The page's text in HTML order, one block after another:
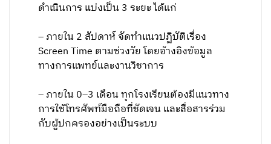
ดำเนินการ แบ่งเป็น 3 ระยะ ได้แก่
– ภายใน 2 สัปดาห์ จัดทำแนวปฏิบัติเรื่อง
Screen Time ตามช่วงวัย โดยอ้างอิงข้อมูล
ทางการแพทย์และงานวิชาการ
– ภายใน 0–3 เดือน ทุกโรงเรียนต้องมีแนวทาง
การใช้โทรศัพท์มือถือที่ชัดเจน และสื่อสารร่วม
กับผู้ปกครองอย่างเป็นระบบ